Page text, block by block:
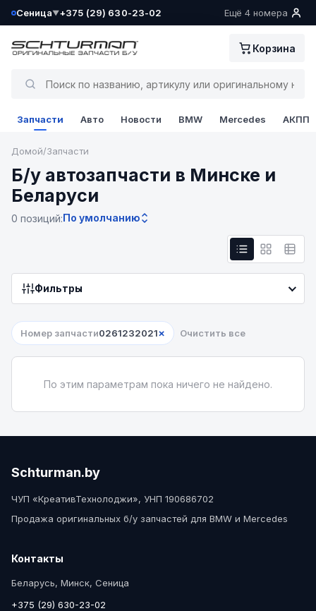
Сеница▼
Ваш склад определён как:
+375 (29) 630-23-02 Ещё 4 номера
Корзина
Запчасти Авто Новости BMW Mercedes АКПП
Домой/Запчасти
Б/у автозапчасти в Минске и
Беларуси
0 позиций:По умолчанию
Фильтры
Номер запчасти0261232021× Очистить все
По этим параметрам пока ничего не найдено.
Schturman.by
ЧУП «КреативТехнолоджи», УНП 190686702
Продажа оригинальных б/у запчастей для BMW и Mercedes
Контакты
Беларусь, Минск, Сеница
+375 (29) 630-23-02